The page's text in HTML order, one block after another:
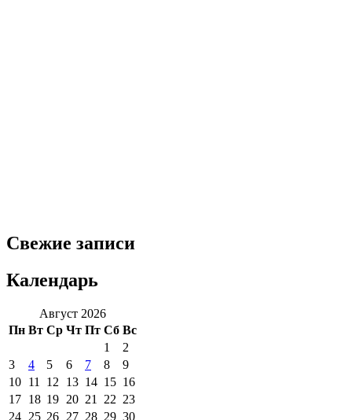
Свежие записи
Календарь
Август 2026
Пн Вт Ср Чт Пт Сб Вс
1
2
3
4 5 6 7 8
9
10 11 12 13 14 15 16
17 18 19 20 21 22 23
24 25 26 27 28 29 30